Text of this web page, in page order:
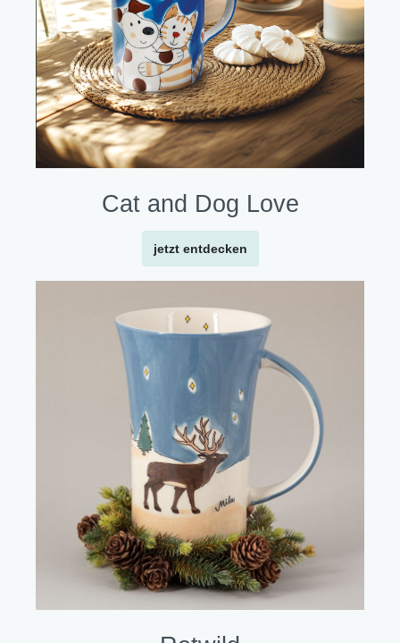
Cat and Dog Love
jetzt entdecken